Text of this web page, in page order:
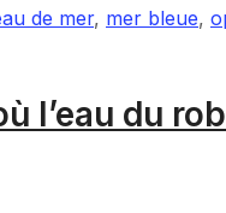
de mer, mer bleue,
l’eau du